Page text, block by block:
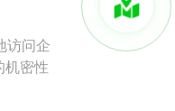
访问企
机密性